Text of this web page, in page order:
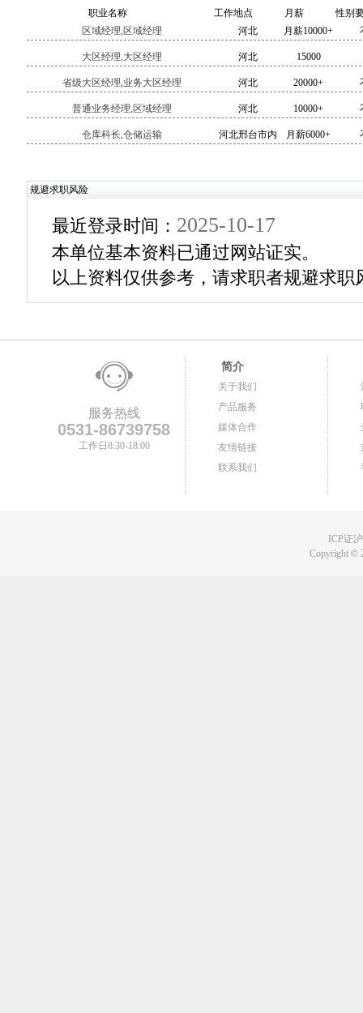
职业名称 工作地点 月薪
性别
区域经理,区域经理
河北 月薪10000+
大区经理,大区经理 河北 15000
省级大区经理,业务大区经理 河北 20000+
普通业务经理,区域经理 河北 10000+
仓库科长,仓储运输
河北邢台市内
月薪6000+
规避求职风险
最近登录时间： 2025-10-17
本单位基本资料已通过网站证实。
以上资料仅供参考，请求职者规避求职
服务热线
0531-86739758
工作日8:30-18:00
简介
关于我们
产品服务
媒体合作
友情链接
联系我们
ICP证
Copyright ©